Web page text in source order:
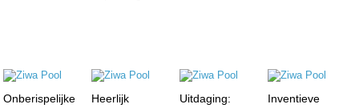
Onberispelijke
Heerlijk
Uitdaging:
Inventieve